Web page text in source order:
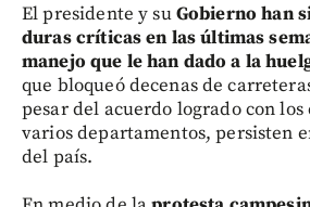
El presidente y suGobierno han
duras críticas en las últimas
manejo que le han dado a la
que bloqueó decenas de
pesar del acuerdo logrado con los
varios departamentos, persisten
del país.